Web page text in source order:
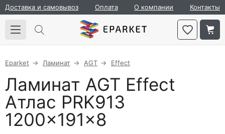
Доставка и самовывоз Оплата О компании Контакты
Eparket Ламинат AGT Effect
Ламинат AGT Effect
Атлас PRK913
1200×191×8